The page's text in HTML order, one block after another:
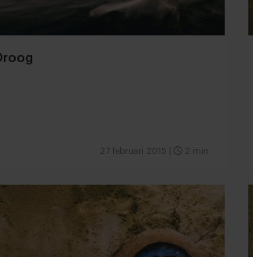
27 februari 2015 2 min